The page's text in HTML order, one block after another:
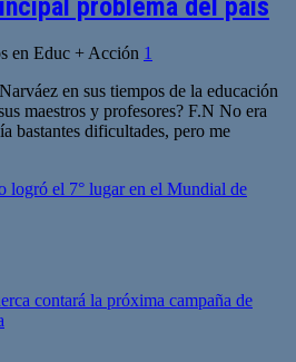
en Educ + Acción 1
en sus tiempos de la educación
maestros y profesores? F.N No era
bastantes dificultades, pero me